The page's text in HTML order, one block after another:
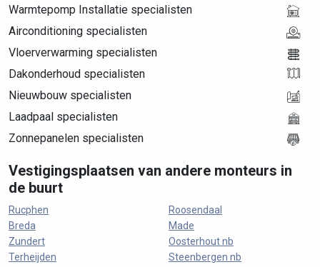
Warmtepomp Installatie specialisten
Airconditioning specialisten
Vloerverwarming specialisten
Dakonderhoud specialisten
Nieuwbouw specialisten
Laadpaal specialisten
Zonnepanelen specialisten
Vestigingsplaatsen van andere monteurs in
de buurt
Rucphen
Breda
Zundert
Terheijden
Roosendaal
Made
Oosterhout nb
Steenbergen nb